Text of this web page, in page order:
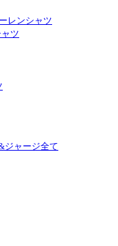
レンシャツ
ツ
ジャージ全て